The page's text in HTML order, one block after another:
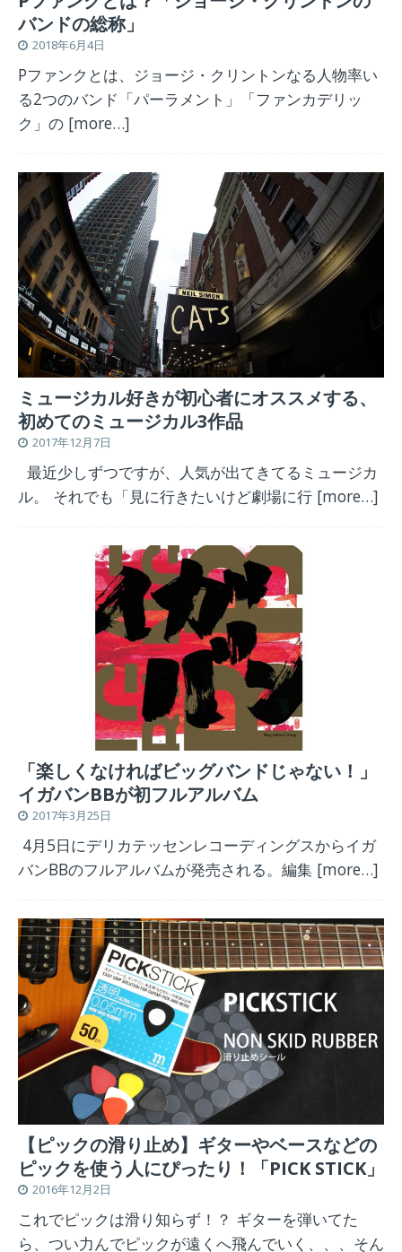
バンドの総称」
2018年6月4日
Pファンクとは、ジョージ・クリントンなる人物率い
る2つのバンド「パーラメント」「ファンカデリッ
ク」の [more…]
ミュージカル好きが初心者にオススメする、
初めてのミュージカル3作品
2017年12月7日
最近少しずつですが、人気が出てきてるミュージカ
ル。 それでも「見に行きたいけど劇場に行 [more…]
「楽しくなければビッグバンドじゃない！」
イガバンBBが初フルアルバム
2017年3月25日
4月5日にデリカテッセンレコーディングスからイガ
バンBBのフルアルバムが発売される。編集 [more…]
【ピックの滑り止め】ギターやベースなどの
ピックを使う人にぴったり！「PICK STICK」
2016年12月2日
これでピックは滑り知らず！？ ギターを弾いてた
ら、つい力んでピックが遠くへ飛んでいく、、、そん